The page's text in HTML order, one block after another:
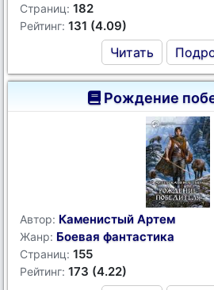
Страниц: 182
Рейтинг: 131 (4.09)
Читать
Рождение
Автор: Каменистый Артем
Жанр: Боевая фантастика
Страниц: 155
Рейтинг: 173 (4.22)